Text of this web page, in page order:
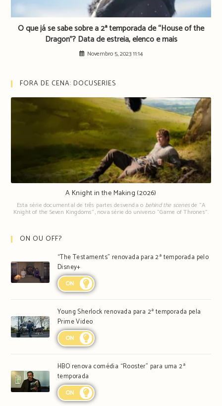
O que já se sabe sobre a 2ª temporada de “House of the
Dragon”? Data de estreia, elenco e mais
Novembro 5, 2023 11:14
FORA DE CENA: DOCUSERIES
A Knight in the Making (2026)
Esta série documental de três partes desvenda o behind the scenesde "A
Knight of the Seven Kingdoms", nova série do universo "Game of Thrones".
ON OU OFF?
“The Testaments” renovada para 2ª temporada pelo
Disney+
ON
Young Sherlock renovada para 2ª temporada pela
Prime Video
ON
HBO renova comédia “Rooster” para uma 2ª
temporada
ON